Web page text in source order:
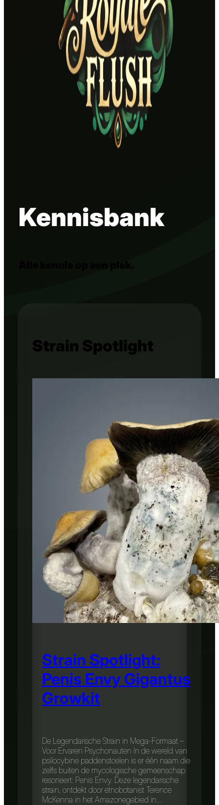
Kennisbank
Strain Spotlight
Strain Spotlight:
Penis Envy Gigantus
Growkit
De Legendarische Strain in Mega-Formaat –
Voor Ervaren Psychonauten In de wereld van
psilocybine paddenstoelen is er één naam die
zelfs buiten de mycologische gemeenschap
resoneert: Penis Envy. Deze legendarische
strain, ontdekt door etnobotanist Terence
McKenna in het Amazonegebied in…